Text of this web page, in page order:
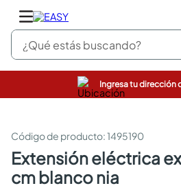
¿Qué estás buscando?
Ingresa tu dirección
:1495190
extensión eléctrica ex-30ft 1000
cm blanco nia
closet
sanitarios
comedor
escritorio